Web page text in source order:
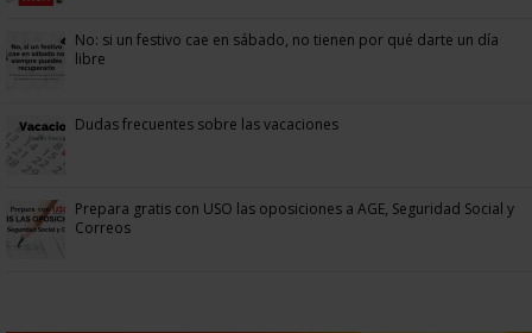
No: si un festivo cae en sábado, no tienen por qué darte un día
libre
Dudas frecuentes sobre las vacaciones
Prepara gratis con USO las oposiciones a AGE, Seguridad Social y
Correos